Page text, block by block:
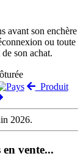
avant son enchère
ou toute
son achat.
Produit
2026.
vente...